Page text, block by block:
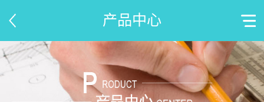
产品中心